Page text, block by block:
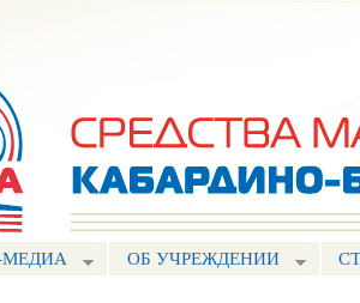
МЕДИА ОБ УЧРЕЖДЕНИИ